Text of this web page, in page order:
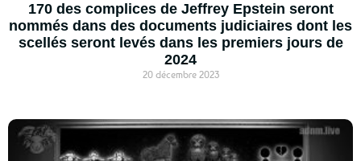
170 des complices de Jeffrey Epstein seront
nommés dans des documents judiciaires dont les
scellés seront levés dans les premiers jours de
2024
20 décembre 2023